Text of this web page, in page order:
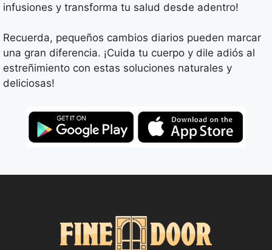
infusiones y transforma tu salud desde adentro!
Recuerda, pequeños cambios diarios pueden marcar
una gran diferencia. ¡Cuida tu cuerpo y dile adiós al
estreñimiento con estas soluciones naturales y
deliciosas!